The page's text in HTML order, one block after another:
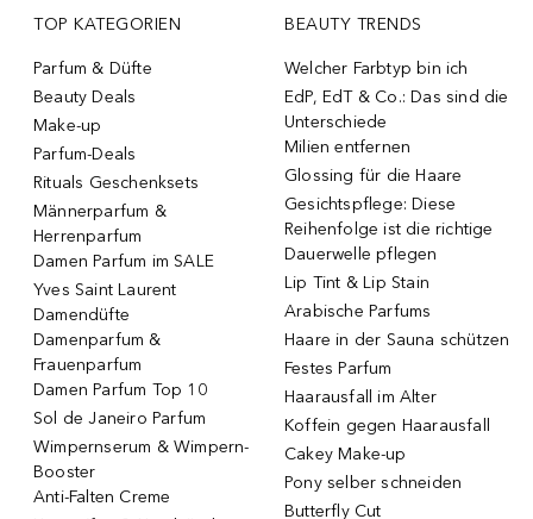
TOP KATEGORIEN
Parfum & Düfte
Beauty Deals
Make-up
Parfum-Deals
Rituals Geschenksets
Männerparfum &
Herrenparfum
Damen Parfum im SALE
Yves Saint Laurent
Damendüfte
Damenparfum &
Frauenparfum
Damen Parfum Top 10
Sol de Janeiro Parfum
Wimpernserum & Wimpern-
Booster
Anti-Falten Creme
BEAUTY TRENDS
Welcher Farbtyp bin ich
EdP, EdT & Co.: Das sind die
Unterschiede
Milien entfernen
Glossing für die Haare
Gesichtspflege: Diese
Reihenfolge ist die richtige
Dauerwelle pflegen
Lip Tint & Lip Stain
Arabische Parfums
Haare in der Sauna schützen
Festes Parfum
Haarausfall im Alter
Koffein gegen Haarausfall
Cakey Make-up
Pony selber schneiden
Butterfly Cut